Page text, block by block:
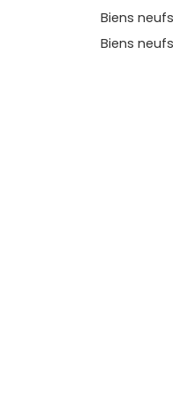
livraison.
Vivre dans
livraison:
Biens
Biens